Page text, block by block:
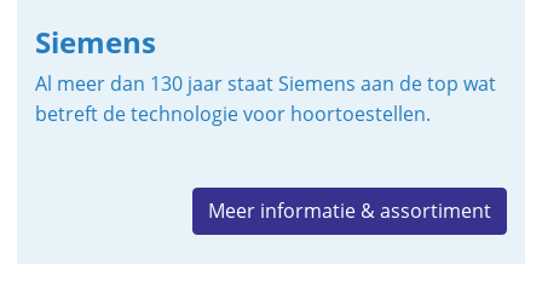
Siemens
Al meer dan 130 jaar staat Siemens aan de top wat
betreft de technologie voor hoortoestellen.
Meer informatie & assortiment